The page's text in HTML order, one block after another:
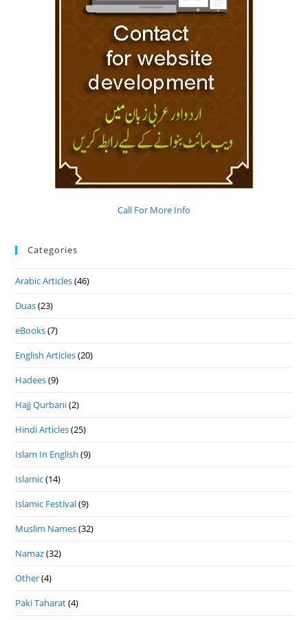
Call For More Info
Categories
Arabic Articles(46)
Duas(23)
eBooks(7)
English Articles(20)
Hadees(9)
Hajj Qurbani(2)
Hindi Articles(25)
Islam In English (9)
Islamic(14)
Islamic Festival(9)
Muslim Names(32)
Namaz(32)
Other(4)
Paki Taharat(4)